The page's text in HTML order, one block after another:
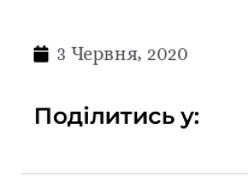
3 Червня, 2020
Поділитись у: